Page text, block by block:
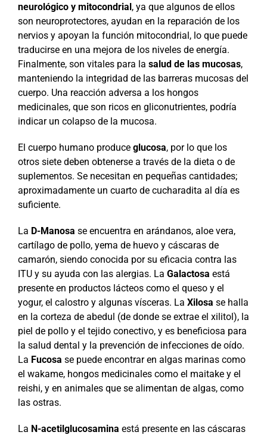
neurológico y mitocondrial, ya que algunos de ellos
son neuroprotectores, ayudan en la reparación de los
nervios y apoyan la función mitocondrial, lo que puede
traducirse en una mejora de los niveles de energía.
Finalmente, son vitales para la salud de las mucosas,
manteniendo la integridad de las barreras mucosas del
cuerpo. Una reacción adversa a los hongos
medicinales, que son ricos en gliconutrientes, podría
indicar un colapso de la mucosa.
El cuerpo humano produce glucosa, por lo que los
otros siete deben obtenerse a través de la dieta o de
suplementos. Se necesitan en pequeñas cantidades;
aproximadamente un cuarto de cucharadita al día es
suficiente.
La D-Manosa se encuentra en arándanos, aloe vera,
cartílago de pollo, yema de huevo y cáscaras de
camarón, siendo conocida por su eficacia contra las
ITU y su ayuda con las alergias. La Galactosa está
presente en productos lácteos como el queso y el
yogur, el calostro y algunas vísceras. La Xilosa se halla
en la corteza de abedul (de donde se extrae el xilitol), la
piel de pollo y el tejido conectivo, y es beneficiosa para
la salud dental y la prevención de infecciones de oído.
La Fucosa se puede encontrar en algas marinas como
el wakame, hongos medicinales como el maitake y el
reishi, y en animales que se alimentan de algas, como
las ostras.
La N-acetilglucosamina está presente en las cáscaras